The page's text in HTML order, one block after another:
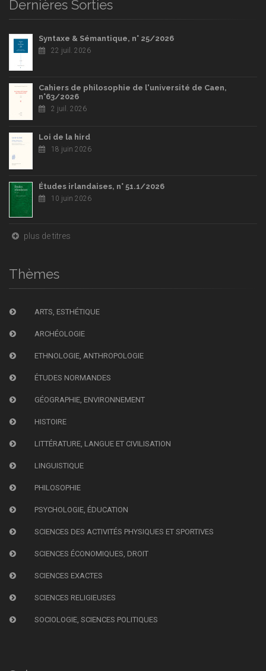
Dernières Sorties
Syntaxe & Sémantique, n° 25/2026
22 juil. 2026
Cahiers de philosophie de l'université de Caen,
n°63/2026
2 juil. 2026
Loi de la hird
18 juin 2026
Études irlandaises, n° 51.1/2026
10 juin 2026
plus de titres
Thèmes
ARTS, ESTHÉTIQUE
ARCHÉOLOGIE
ETHNOLOGIE, ANTHROPOLOGIE
ÉTUDES NORMANDES
GÉOGRAPHIE, ENVIRONNEMENT
HISTOIRE
LITTÉRATURE, LANGUE ET CIVILISATION
LINGUISTIQUE
PHILOSOPHIE
PSYCHOLOGIE, ÉDUCATION
SCIENCES DES ACTIVITÉS PHYSIQUES ET SPORTIVES
SCIENCES ÉCONOMIQUES, DROIT
SCIENCES EXACTES
SCIENCES RELIGIEUSES
SOCIOLOGIE, SCIENCES POLITIQUES